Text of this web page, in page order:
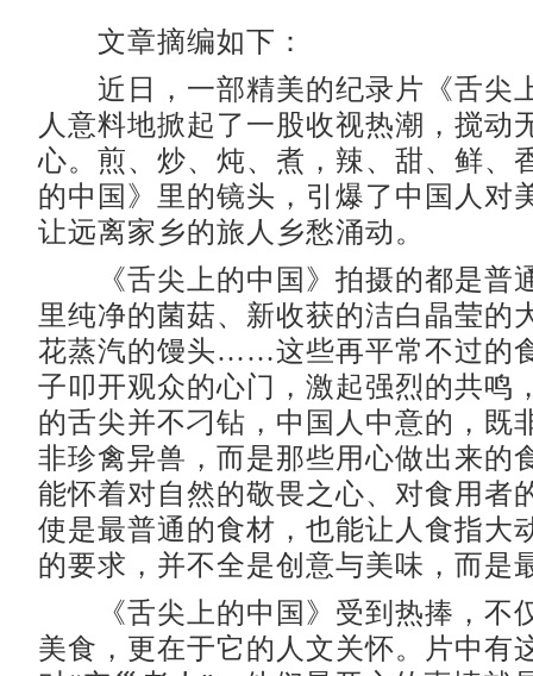
文章摘编如下：
近日，一部精美的纪录片《舌尖
人意料地掀起了一股收视热潮，搅动
心。煎、炒、炖、煮，辣、甜、鲜
的中国》里的镜头，引爆了中国人对
让远离家乡的旅人乡愁涌动。
《舌尖上的中国》拍摄的都是普
里纯净的菌菇、新收获的洁白晶莹的
花蒸汽的馒头……这些再平常不过的
子叩开观众的心门，激起强烈的共鸣
的舌尖并不刁钻，中国人中意的，既
非珍禽异兽，而是那些用心做出来的
能怀着对自然的敬畏之心、对食用者
使是最普通的食材，也能让人食指大
的要求，并不全是创意与美味，而是
《舌尖上的中国》受到热捧，不
美食，更在于它的人文关怀。片中有